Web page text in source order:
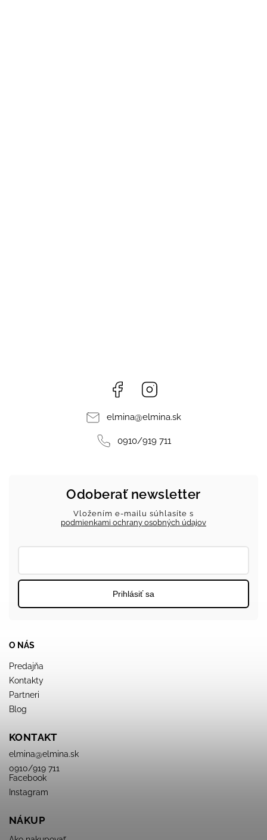
Facebook
elmina@elmina.sk
0910/919 711
O NÁS
Predajňa
Kontakty
Partneri
Blog
KONTAKT
elmina@elmina.sk
0910/919 711
Facebook
Instagram
NÁKUP
Odoberať newsletter
Vložením e-mailu súhlasíte s
podmienkami ochrany osobných údajov
Prihlásiť sa